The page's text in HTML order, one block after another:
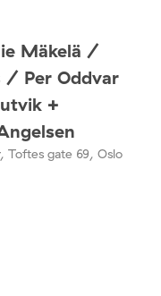
Mäkelä /
/ Per Oddvar
+
Toftes gate 69, Oslo